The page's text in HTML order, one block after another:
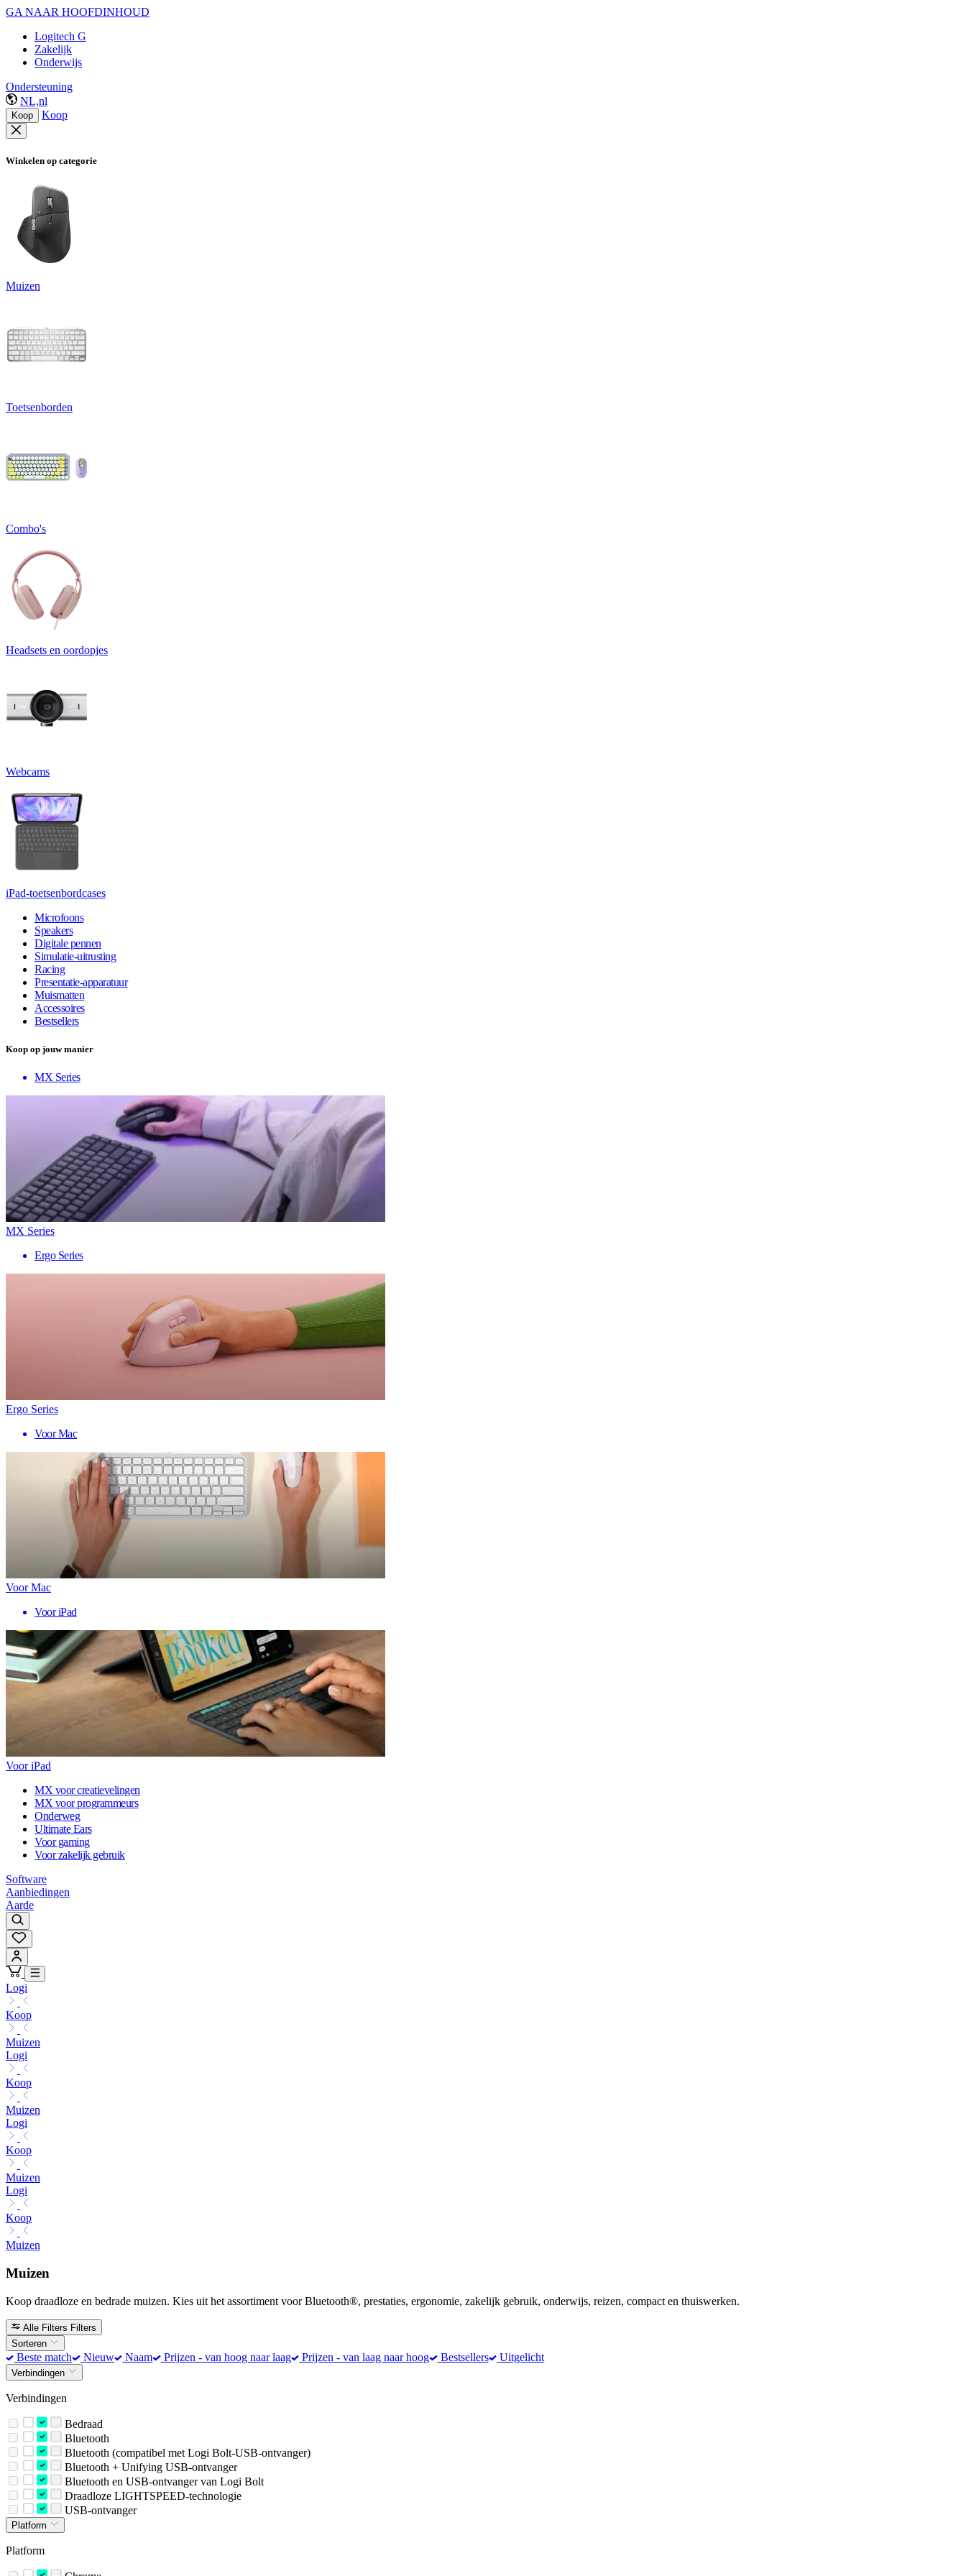
GA NAAR HOOFDINHOUD
Logitech G
Zakelijk
Onderwijs
Ondersteuning
NL,nl
Koop Koop
Winkelen op categorie
Muizen
Toetsenborden
Combo's
Headsets en oordopjes
Webcams
iPad-toetsenbordcases
Microfoons
Speakers
Digitale pennen
Simulatie-uitrusting
Racing
Presentatie-apparatuur
Muismatten
Accessoires
Bestsellers
Koop op jouw manier
MX Series
MX Series
Ergo Series
Ergo Series
Voor Mac
Voor Mac
Voor iPad
Voor iPad
MX voor creatievelingen
MX voor programmeurs
Onderweg
Ultimate Ears
Voor gaming
Voor zakelijk gebruik
Software
Aanbiedingen
Aarde
Logi
Koop
Muizen
Logi
Koop
Muizen
Logi
Koop
Muizen
Logi
Koop
Muizen
Muizen
Koop draadloze en bedrade muizen. Kies uit het assortiment voor Bluetooth®, prestaties, ergonomie, zakelijk gebruik, onderwijs, reizen, compact en thuiswerken.
Alle Filters Filters
Sorteren
Beste match Nieuw Naam Prijzen - van hoog naar laag Prijzen - van laag naar hoog Bestsellers Uitgelicht
Verbindingen
Verbindingen
Bedraad
Bluetooth
Bluetooth (compatibel met Logi Bolt-USB-ontvanger)
Bluetooth + Unifying USB-ontvanger
Bluetooth en USB-ontvanger van Logi Bolt
Draadloze LIGHTSPEED-technologie
USB-ontvanger
Platform
Platform